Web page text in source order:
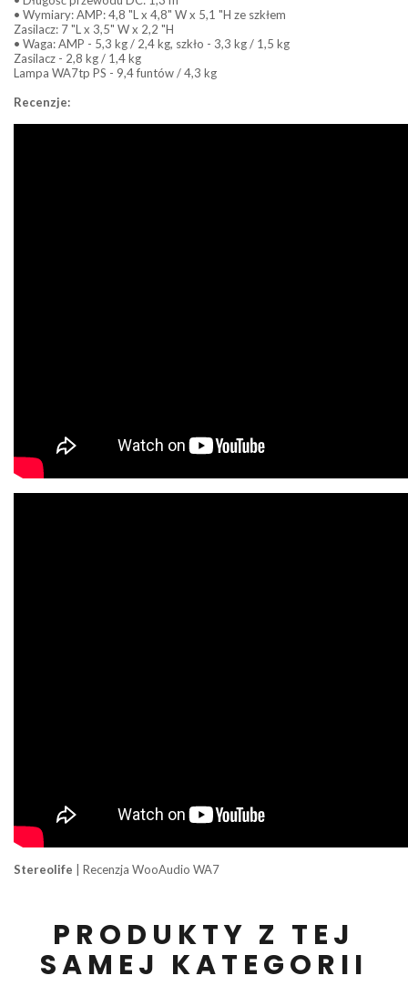
• Wymiary: AMP: 4,8 "L x 4,8" W x 5,1 "H ze szkłem
Zasilacz: 7 "L x 3,5" W x 2,2 "H
• Waga: AMP - 5,3 kg / 2,4 kg, szkło - 3,3 kg / 1,5 kg
Zasilacz - 2,8 kg / 1,4 kg
Lampa WA7tp PS - 9,4 funtów / 4,3 kg
Recenzje:
Stereolife Recenzja WooAudio WA7
PRODUKTY Z TEJ
SAMEJ KATEGORII